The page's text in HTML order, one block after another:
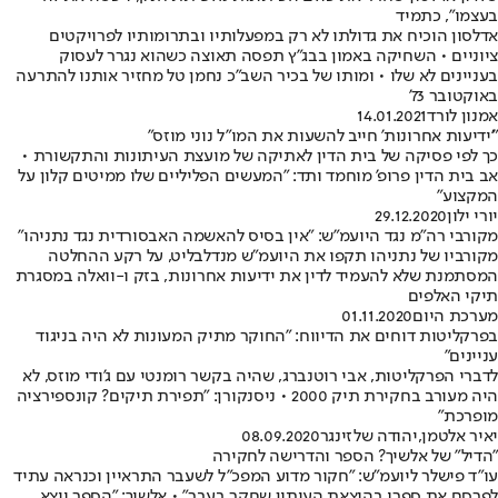
בעצמו", כתמיד
אדלסון הוכיח את גדולתו לא רק במפעלותיו ובתרומותיו לפרויקטים
ציוניים • השחיקה באמון בבג"ץ תפסה תאוצה כשהוא נגרר לעסוק
בעניינים לא שלו • ומותו של בכיר השב"כ נחמן טל מחזיר אותנו להתרעה
באוקטובר 73'
אמנון לורד14.01.2021
"'ידיעות אחרונות' חייב להשעות את המו"ל נוני מוזס"
כך לפי פסיקה של בית הדין לאתיקה של מועצת העיתונות והתקשורת •
אב בית הדין פרופ' מוחמד ותד: "המעשים הפליליים שלו ממיטים קלון על
המקצוע"
יורי ילון29.12.2020
מקורבי רה"מ נגד היועמ"ש: "אין בסיס להאשמה האבסורדית נגד נתניהו"
מקורביו של נתניהו תקפו את היועמ"ש מנדלבליט, על רקע ההחלטה
המסתמנת שלא להעמיד לדין את ידיעות אחרונות, בזק ו-וואלה במסגרת
תיקי האלפים
מערכת היום01.11.2020
בפרקליטות דוחים את הדיווח: "החוקר מתיק המעונות לא היה בניגוד
עניינים"
לדברי הפרקליטות, אבי רוטנברג, שהיה בקשר רומנטי עם ג'ודי מוזס, לא
היה מעורב בחקירת תיק 2000 • ניסנקורן: "תפירת תיקים? קונספירציה
מופרכת"
יאיר אלטמן,יהודה שלזינגר08.09.2020
"הדיל" של אלשיך? הספר והדרישה לחקירה
עו"ד פישלר ליועמ"ש: "חקור מדוע המפכ"ל לשעבר התראיין וכנראה עתיד